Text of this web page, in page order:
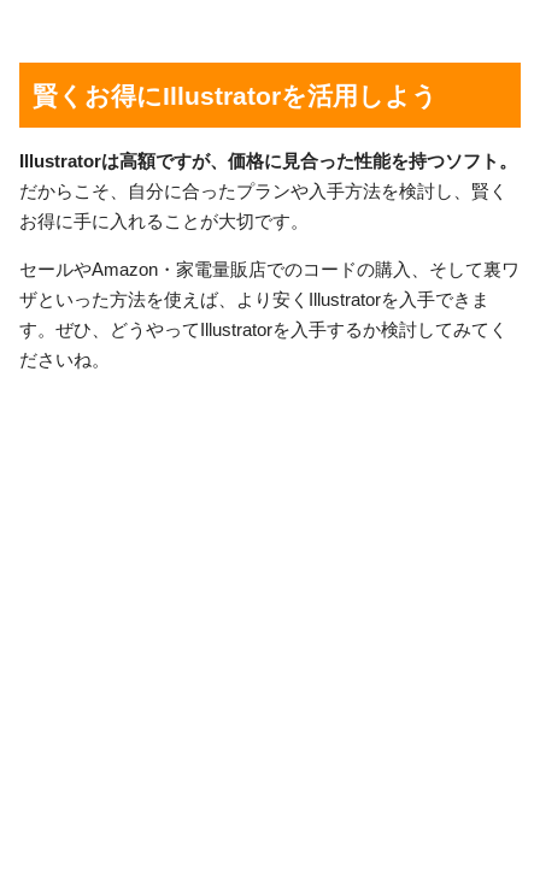
賢くお得にIllustratorを活用しよう
Illustratorは高額ですが、価格に見合った性能を持つソフト。
だからこそ、自分に合ったプランや入手方法を検討し、賢く
お得に手に入れることが大切です。
セールやAmazon・家電量販店でのコードの購入、そして裏ワ
ザといった方法を使えば、より安くIllustratorを入手できま
す。ぜひ、どうやってIllustratorを入手するか検討してみてく
ださいね。